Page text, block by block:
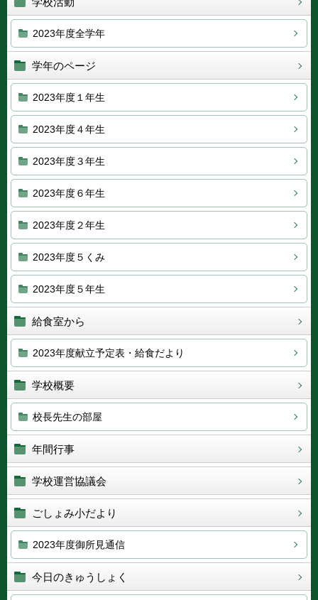
2023年度全学年
学年のページ
2023年度１年生
2023年度４年生
2023年度３年生
2023年度６年生
2023年度２年生
2023年度５くみ
2023年度５年生
給食室から
2023年度献立予定表・給食だより
学校概要
校長先生の部屋
年間行事
学校運営協議会
ごしょみ小だより
2023年度御所見通信
今日のきゅうしょく